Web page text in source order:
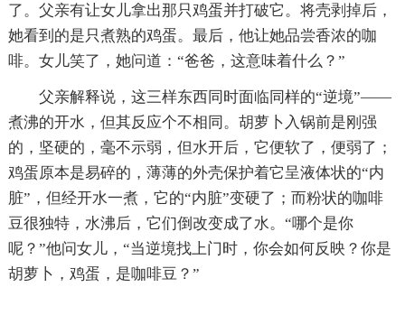
了。父亲有让女儿拿出那只鸡蛋并打破它。将壳剥掉后，
她看到的是只煮熟的鸡蛋。最后，他让她品尝香浓的咖
啡。女儿笑了，她问道：“爸爸，这意味着什么？”
父亲解释说，这三样东西同时面临同样的“逆境”――
煮沸的开水，但其反应个不相同。胡萝卜入锅前是刚强
的，坚硬的，毫不示弱，但水开后，它便软了，便弱了；
鸡蛋原本是易碎的，薄薄的外壳保护着它呈液体状的“内
脏”，但经开水一煮，它的“内脏”变硬了；而粉状的咖啡
豆很独特，水沸后，它们倒改变成了水。“哪个是你
呢？”他问女儿，“当逆境找上门时，你会如何反映？你是
胡萝卜，鸡蛋，是咖啡豆？”